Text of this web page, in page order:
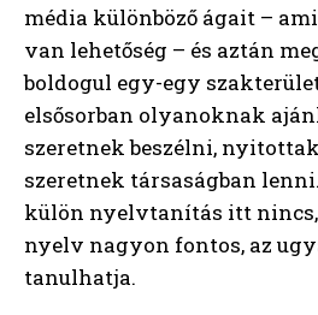
média különböző ágait –
van lehetőség – és aztán
boldogul egy-egy
elsősorban olyanoknak
szeretnek beszélni,
szeretnek társaságban
külön nyelvtanítás itt
nyelv nagyon fontos, az
tanulhatja.